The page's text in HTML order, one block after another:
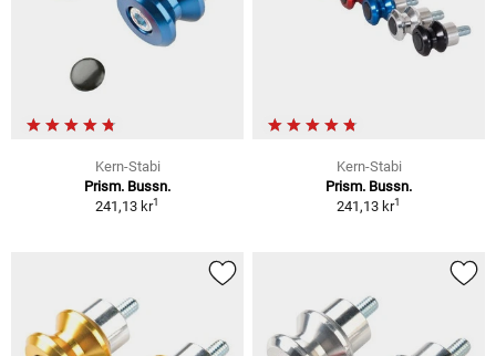
Kern-Stabi
Prism. Bussn.
241,13 kr1
Kern-Stabi
Prism. Bussn.
241,13 kr1